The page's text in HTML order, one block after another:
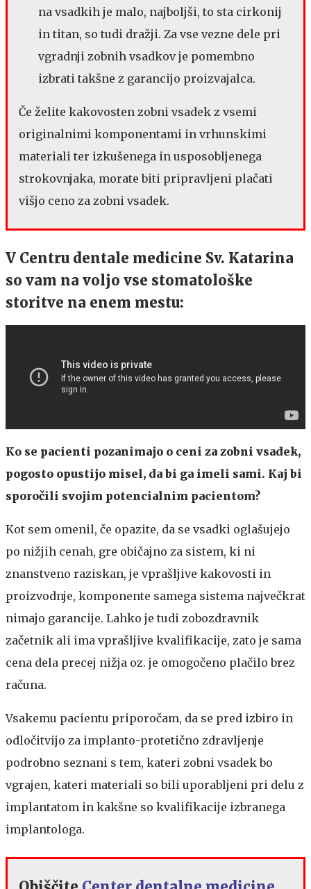
na vsadkih je malo, najboljši, to sta cirkonij
in titan, so tudi dražji. Za vse vezne dele pri
vgradnji zobnih vsadkov je pomembno
izbrati takšne z garancijo proizvajalca.
Če želite kakovosten zobni vsadek z vsemi
originalnimi komponentami in vrhunskimi
materiali ter izkušenega in usposobljenega
strokovnjaka, morate biti pripravljeni plačati
višjo ceno za zobni vsadek.
V Centru dentale medicine Sv. Katarina
so vam na voljo vse stomatološke
storitve na enem mestu:
Ko se pacienti pozanimajo o ceni za zobni vsadek,
pogosto opustijo misel, da bi ga imeli sami. Kaj bi
sporočili svojim potencialnim pacientom?
Kot sem omenil, če opazite, da se vsadki oglašujejo
po nižjih cenah, gre običajno za sistem, ki ni
znanstveno raziskan, je vprašljive kakovosti in
proizvodnje, komponente samega sistema največkrat
nimajo garancije. Lahko je tudi zobozdravnik
začetnik ali ima vprašljive kvalifikacije, zato je sama
cena dela precej nižja oz. je omogočeno plačilo brez
računa.
Vsakemu pacientu priporočam, da se pred izbiro in
odločitvijo za implanto-protetično zdravljenje
podrobno seznani s tem, kateri zobni vsadek bo
vgrajen, kateri materiali so bili uporabljeni pri delu z
implantatom in kakšne so kvalifikacije izbranega
implantologa.